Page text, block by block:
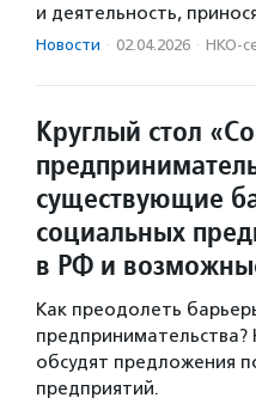
и деятельность,
Новости · 02.04.2026 · НКО-
Круглый стол
существующие
социальных
в РФ и
Как преодолеть
предпринимательства?
обсудят предложения
предприятий.